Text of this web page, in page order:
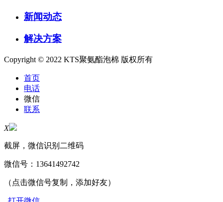
新闻动态
解决方案
Copyright © 2022 KTS聚氨酯泡棉 版权所有
首页
电话
微信
联系
X
截屏，微信识别二维码
微信号： 13641492742
（点击微信号复制，添加好友）